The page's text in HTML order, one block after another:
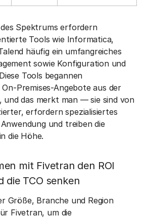
Spektrums erfordern
Tools wie Informatica,
häufig ein umfangreiches
sowie Konfiguration und
Tools begannen
Premises-Angebote aus der
und das merkt man — sie sind von
erfordern spezialisiertes
und treiben die
die Höhe.
mit Fivetran den ROI
die TCO senken
Größe, Branche und Region
Fivetran, um die